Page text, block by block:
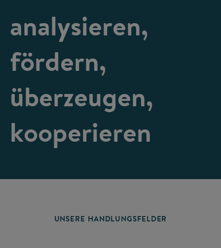
analysieren,
fördern,
überzeugen,
kooperieren
UNSERE HANDLUNGSFELDER